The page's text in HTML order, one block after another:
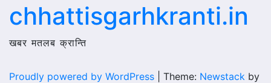
chhattisgarhkranti.in
खबर मतलब क्रान्ति
Proudly powered by WordPress Theme: Newstack by